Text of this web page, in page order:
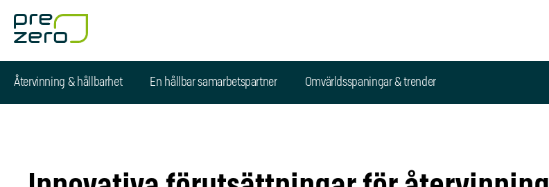
Återvinning & hållbarhet En hållbar samarbetspartner Omvärldsspaningar & trender